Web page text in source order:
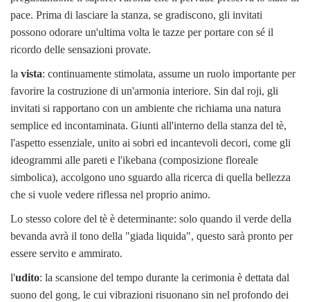
pace. Prima di lasciare la stanza, se gradiscono, gli invitati
possono odorare un'ultima volta le tazze per portare con sé il
ricordo delle sensazioni provate.
la vista: continuamente stimolata, assume un ruolo importante per
favorire la costruzione di un'armonia interiore. Sin dal roji, gli
invitati si rapportano con un ambiente che richiama una natura
semplice ed incontaminata. Giunti all'interno della stanza del tè,
l'aspetto essenziale, unito ai sobri ed incantevoli decori, come gli
ideogrammi alle pareti e l'ikebana (composizione floreale
simbolica), accolgono uno sguardo alla ricerca di quella bellezza
che si vuole vedere riflessa nel proprio animo.
Lo stesso colore del tè è determinante: solo quando il verde della
bevanda avrà il tono della "giada liquida", questo sarà pronto per
essere servito e ammirato.
l'udito: la scansione del tempo durante la cerimonia è dettata dal
suono del gong, le cui vibrazioni risuonano sin nel profondo dei